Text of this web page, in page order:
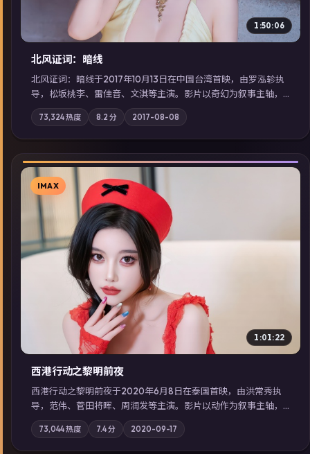
1:50:06
北风证词：暗线
北风证词：暗线于2017年10月13日在中国台湾首映，由罗泓轸执
导，松坂桃李、雷佳音、文淇等主演。影片以奇幻为叙事主轴，
旧案重提，真相与谎言在同一条时间线上交锋；摄影与配乐强化
地域气质；站内亦可通过「国产免费观看高清电视剧在线看」延
展检索同类型高分佳作，畅享高清在线追剧体验。
73,324热度 8.2 分 2017-08-08
▶
IMAX
1:01:22
西港行动之黎明前夜
西港行动之黎明前夜于2020年6月8日在泰国首映，由洪常秀执
导，范伟、菅田将晖、周润发等主演。影片以动作为叙事主轴，
亲情与职责必须在倒计时结束前做出抉择；摄影与配乐强化地域
气质；站内亦可通过「国产免费观看高清电视剧在线看」延展检
索同类型高分佳作，畅享高清在线追剧体验。
73,044热度 7.4分 2020-09-17